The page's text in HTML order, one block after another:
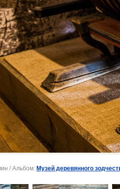
/ Альбом: Музей деревянного